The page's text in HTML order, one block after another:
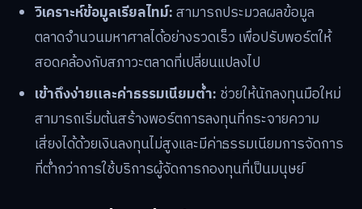
วิเคราะห์ข้อมูลเรียลไทม์:สามารถประมวลผลข้อมูล
ตลาดจำนวนมหาศาลได้อย่างรวดเร็ว เพื่อปรับพอร์ตให้
สอดคล้องกับสภาวะตลาดที่เปลี่ยนแปลงไป
เข้าถึงง่ายและค่าธรรมเนียมต่ำ: ช่วยให้นักลงทุนมือใหม่
สามารถเริ่มต้นสร้างพอร์ตการลงทุนที่กระจายความ
เสี่ยงได้ด้วยเงินลงทุนไม่สูงและมีค่าธรรมเนียมการจัดการ
ที่ต่ำกว่าการใช้บริการผู้จัดการกองทุนที่เป็นมนุษย์